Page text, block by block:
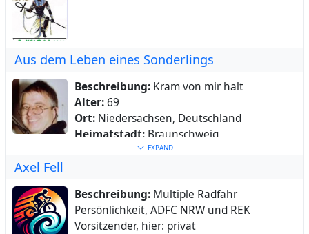
Aus dem Leben eines Sonderlings
Beschreibung: Kram von mir halt
Alter:69
Ort: Niedersachsen, Deutschland
Heimatstadt: Braunschweig
Schlüsselwörter:
Radfahrer, Open-Allerlei-Mitmacher, ...
EXPAND
Axel Fell
Beschreibung: Multiple Radfahr
Persönlichkeit, ADFC NRW und REK
Vorsitzender, hier: privat